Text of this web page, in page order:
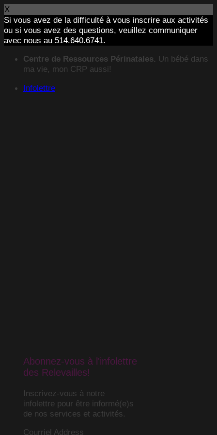
X
Si vous avez de la difficulté à vous inscrire aux activités
ou si vous avez des questions, veuillez communiquer
avec nous au 514.640.6741.
contenu
Centre de Ressources Périnatales. Un bébé dans
ma vie, mon CRP aussi!
Infolettre
Abonnez-vous à l'infolettre
des Relevailles!
Inscrivez-vous à notre
infolettre pour être informé(e)s
de nos services et activités.
Courriel Address